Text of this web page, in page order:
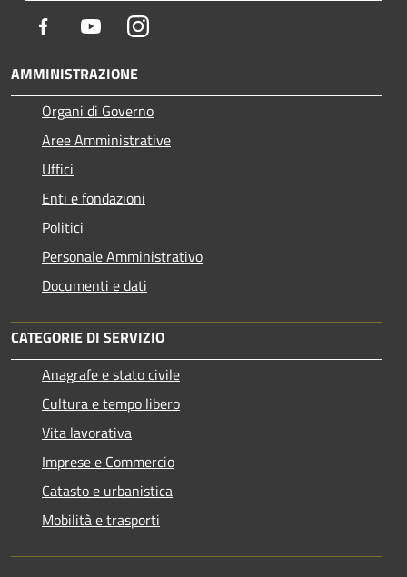
Facebook YoutubeInstagram
AMMINISTRAZIONE
Organi di Governo
Aree Amministrative
Uffici
Enti e fondazioni
Politici
Personale Amministrativo
Documenti e dati
CATEGORIE DI SERVIZIO
Anagrafe e stato civile
Cultura e tempo libero
Vita lavorativa
Imprese e Commercio
Catasto e urbanistica
Mobilità e trasporti